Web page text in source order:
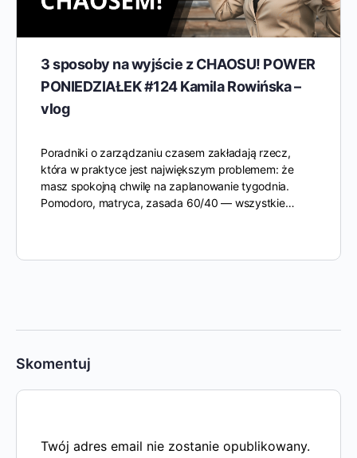
3 sposoby na wyjście z CHAOSU! POWER
PONIEDZIAŁEK #124 Kamila Rowińska –
vlog
Poradniki o zarządzaniu czasem zakładają rzecz,
która w praktyce jest największym problemem: że
masz spokojną chwilę na zaplanowanie tygodnia.
Pomodoro, matryca, zasada 60/40 — wszystkie…
Skomentuj
Twój adres email nie zostanie opublikowany.